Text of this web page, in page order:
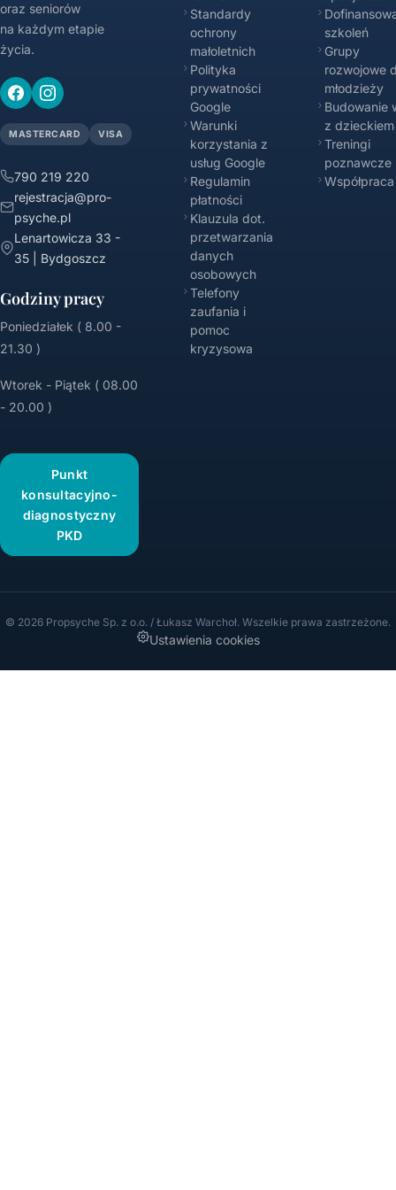
oraz seniorów
na każdym etapie
życia.
MASTERCARD VISA
790 219 220
rejestracja@pro-
psyche.pl
Lenartowicza 33 -
35 | Bydgoszcz
Godziny pracy
Poniedziałek ( 8.00 -
21.30 )
Wtorek - Piątek ( 08.00
- 20.00 )
Punkt
konsultacyjno-
diagnostyczny
PKD
Standardy
ochrony
małoletnich
Polityka
prywatności
Google
Warunki
korzystania z
usług Google
Regulamin
płatności
Klauzula dot.
przetwarzania
danych
osobowych
Telefony
zaufania i
pomoc
kryzysowa
szkoleń
Grupy
rozwojowe
młodzieży
Budowanie
z dzieckiem
Treningi
poznawcze
Współpraca
© 2026 Propsyche Sp. z o.o. / Łukasz Warchoł. Wszelkie prawa zastrzeżone.
Ustawienia cookies